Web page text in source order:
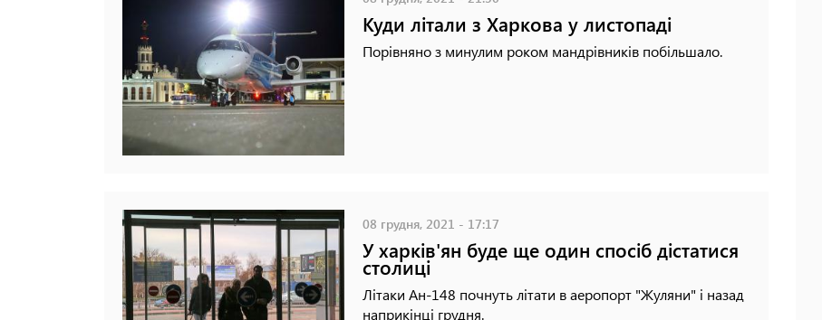
Куди літали з Харкова у листопаді
Порівняно з минулим роком мандрівників побільшало.
08 грудня, 2021 - 17:17
У харків'ян буде ще один спосіб дістатися
столиці
Літаки Ан-148 почнуть літати в аеропорт "Жуляни" і назад
наприкінці грудня.